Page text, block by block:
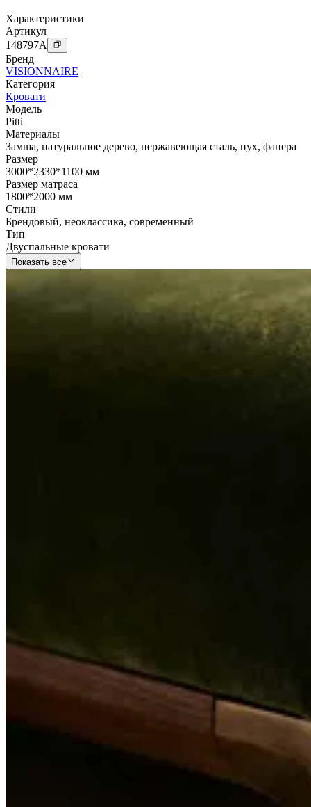
Характеристики
Артикул
148797A
Бренд
VISIONNAIRE
Категория
Кровати
Модель
Pitti
Материалы
Замша, натуральное дерево, нержавеющая сталь, пух, фанера
Размер
3000*2330*1100 мм
Размер матраса
1800*2000 мм
Стили
Брендовый, неоклассика, современный
Тип
Двуспальные кровати
Показать все